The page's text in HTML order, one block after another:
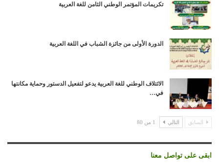
تكريمات المؤتمر الوطني الثامن للغة العربية
الدورة الأولى من جائزة الشباب في اللغة العربية
الائتلاف الوطني للغة العربية يدعو لتفعيل الدستور وحماية مكانتها
في…
السابق التالي 1 من 80
ابقى على تواصل معنا